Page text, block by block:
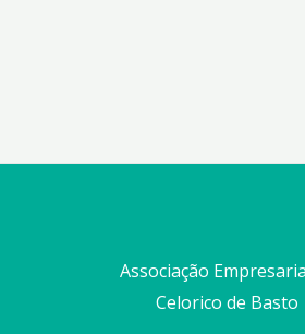
Associação
Celorico de Basto